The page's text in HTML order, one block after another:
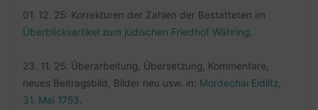
01. 12. 25: Korrekturen der Zahlen der Bestatteten im
Überblicksartikel zum jüdischen Friedhof Währing
23. 11. 25: Überarbeitung, Übersetzung, Kommentare,
neues Beitragsbild, Bilder neu usw. in: Mordechai Eidlitz,
31. Mai 1753